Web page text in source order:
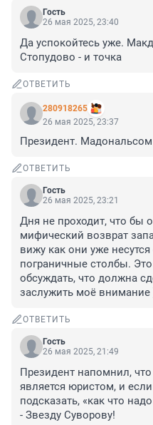
Гость
26 мая 2025, 23:40
Да успокойтесь уже.
Стопудово - и точка
ОТВЕТИТЬ
280918265
26 мая 2025, 23:37
Президент.
ОТВЕТИТЬ
Гость
26 мая 2025, 23:21
Дня не проходит, что бы
мифический возврат
вижу как они уже
пограничные столбы.
обсуждать, что должна
заслужить моё внимание
ОТВЕТИТЬ
Гость
26 мая 2025, 21:49
Президент напомнил,
является юристом, и
подсказать, «как что
- Звезду Суворову!